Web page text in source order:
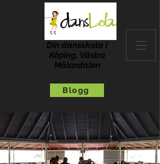
Din dansskola i
Köping, Västra
Mälardalen
Blogg